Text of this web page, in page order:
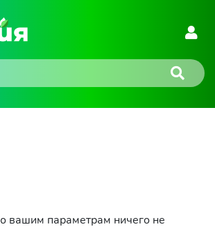
вашим параметрам ничего не